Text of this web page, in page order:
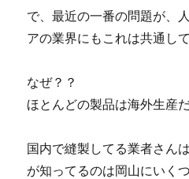
で、最近の一番の問題が、
アの業界にもこれは共通して
なぜ？？
ほとんどの製品は海外生産
国内で縫製してる業者さん
が知ってるのは岡山にいく